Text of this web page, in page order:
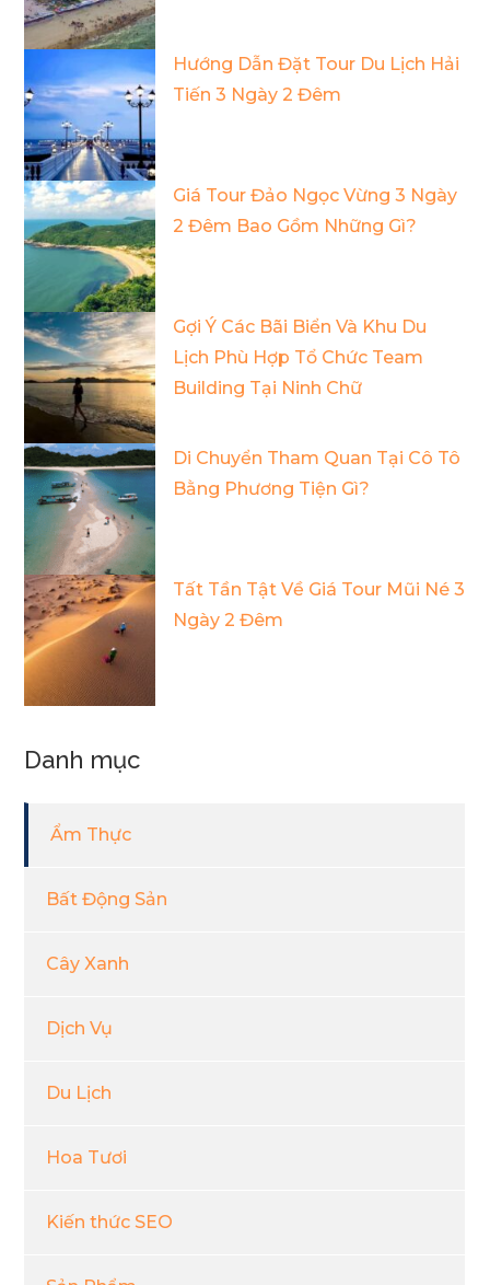
Hướng Dẫn Đặt Tour Du Lịch Hải
Tiến 3 Ngày 2 Đêm
Giá Tour Đảo Ngọc Vừng 3 Ngày
2 Đêm Bao Gồm Những Gì?
Gợi Ý Các Bãi Biển Và Khu Du
Lịch Phù Hợp Tổ Chức Team
Building Tại Ninh Chữ
Di Chuyển Tham Quan Tại Cô Tô
Bằng Phương Tiện Gì?
Tất Tần Tật Về Giá Tour Mũi Né 3
Ngày 2 Đêm
Danh mục
Ẩm Thực
Bất Động Sản
Cây Xanh
Dịch Vụ
Du Lịch
Hoa Tươi
Kiến thức SEO